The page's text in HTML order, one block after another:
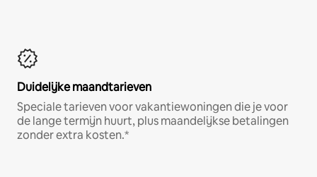
Duidelijke maandtarieven
Speciale tarieven voor vakantiewoningen die je voor
de lange termijn huurt, plus maandelijkse betalingen
zonder extra kosten.*